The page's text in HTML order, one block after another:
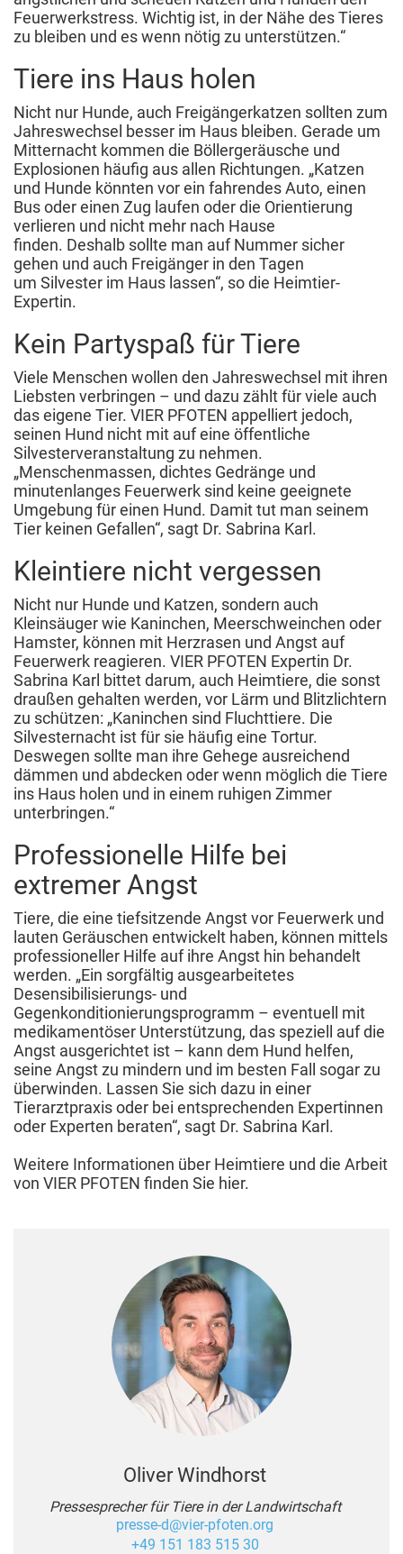
Feuerwerkstress. Wichtig ist, in der Nähe des Tieres
zu bleiben und es wenn nötig zu unterstützen.“
Tiere ins Haus holen
Nicht nur Hunde, auch Freigängerkatzen sollten zum
Jahreswechsel besser im Haus bleiben. Gerade um
Mitternacht kommen die Böllergeräusche und
Explosionen häufig aus allen Richtungen. „Katzen
und Hunde könnten vor ein fahrendes Auto, einen
Bus oder einen Zug laufen oder die Orientierung
verlieren und nicht mehr nach Hause
finden. Deshalb sollte man auf Nummer sicher
gehen und auch Freigänger in den Tagen
um Silvester im Haus lassen“, so die Heimtier-
Expertin.
Kein Partyspaß für Tiere
Viele Menschen wollen den Jahreswechsel mit ihren
Liebsten verbringen – und dazu zählt für viele auch
das eigene Tier. VIER PFOTEN appelliert jedoch,
seinen Hund nicht mit auf eine öffentliche
Silvesterveranstaltung zu nehmen.
„Menschenmassen, dichtes Gedränge und
minutenlanges Feuerwerk sind keine geeignete
Umgebung für einen Hund. Damit tut man seinem
Tier keinen Gefallen“, sagt Dr. Sabrina Karl.
Kleintiere nicht vergessen
Nicht nur Hunde und Katzen, sondern auch
Kleinsäuger wie Kaninchen, Meerschweinchen oder
Hamster, können mit Herzrasen und Angst auf
Feuerwerk reagieren. VIER PFOTEN Expertin Dr.
Sabrina Karl bittet darum, auch Heimtiere, die sonst
draußen gehalten werden, vor Lärm und Blitzlichtern
zu schützen: „Kaninchen sind Fluchttiere. Die
Silvesternacht ist für sie häufig eine Tortur.
Deswegen sollte man ihre Gehege ausreichend
dämmen und abdecken oder wenn möglich die Tiere
ins Haus holen und in einem ruhigen Zimmer
unterbringen.“
Professionelle Hilfe bei
extremer Angst
Tiere, die eine tiefsitzende Angst vor Feuerwerk und
lauten Geräuschen entwickelt haben, können mittels
professioneller Hilfe auf ihre Angst hin behandelt
werden. „Ein sorgfältig ausgearbeitetes
Desensibilisierungs- und
Gegenkonditionierungsprogramm – eventuell mit
medikamentöser Unterstützung, das speziell auf die
Angst ausgerichtet ist – kann dem Hund helfen,
seine Angst zu mindern und im besten Fall sogar zu
überwinden. Lassen Sie sich dazu in einer
Tierarztpraxis oder bei entsprechenden Expertinnen
oder Experten beraten“, sagt Dr. Sabrina Karl.
Weitere Informationen über Heimtiere und die Arbeit
von VIER PFOTEN finden Sie hier.
Oliver Windhorst
Pressesprecher für Tiere in der Landwirtschaft
presse-d@vier-pfoten.org
+49 151 183 515 30